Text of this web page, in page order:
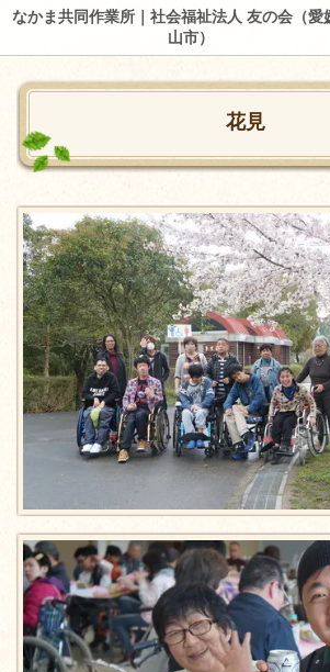
なかま共同作業所｜社会福祉法人 友の会（愛
山市）
花見